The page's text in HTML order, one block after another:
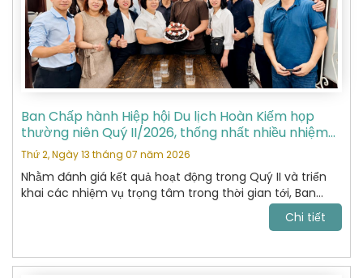
Ban Chấp hành Hiệp hội Du lịch Hoàn Kiếm họp
thường niên Quý II/2026, thống nhất nhiều nhiệm
vụ trọng tâm
Thứ 2, Ngày 13 tháng 07 năm 2026
Nhằm đánh giá kết quả hoạt động trong Quý II và triển
khai các nhiệm vụ trọng tâm trong thời gian tới, Ban
Chấp hành Hiệp hội Du lịch Hoàn Kiếm đã tổ chức cuộc
họp thường niên Quý II năm 2026 với sự tham dự của
môn.
Chi tiết